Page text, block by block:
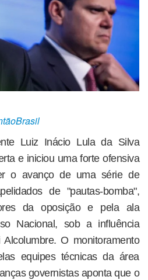
Luiz Inácio Lula da Silva
e iniciou uma forte ofensiva
o avanço de uma série de
de "pautas-bomba",
da oposição e pela ala
Nacional, sob a influência
O monitoramento
equipes técnicas da área
governistas aponta que o